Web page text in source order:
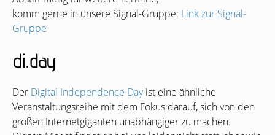
komm gerne in unsere Signal-Gruppe: Link zur Signal-
Gruppe
di.day
Der Digital Independence Dayist eine ähnliche
Veranstaltungsreihe mit dem Fokus darauf, sich von den
großen Internetgiganten unabhängiger zu machen.